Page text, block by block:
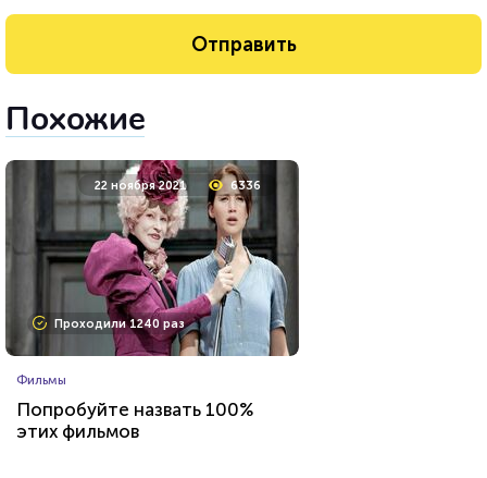
Похожие
22 ноября 2021 6336
Проходили 1240 раз
Фильмы
Попробуйте назвать 100%
этих фильмов